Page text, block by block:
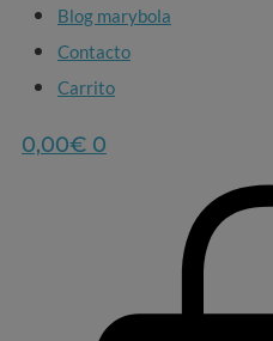
Blog marybola
Contacto
Carrito
0,00€ 0